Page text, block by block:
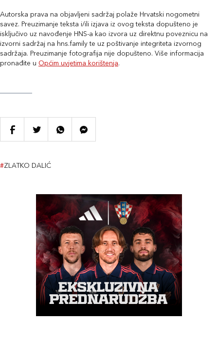
Autorska prava na objavljeni sadržaj polaže Hrvatski nogometni
savez. Preuzimanje teksta i/ili izjava iz ovog teksta dopušteno je
isključivo uz navođenje HNS-a kao izvora uz direktnu poveznicu na
izvorni sadržaj na hns.family te uz poštivanje integriteta izvornog
sadržaja. Preuzimanje fotografija nije dopušteno. Više informacija
pronađite u Općim uvjetima korištenja.
#ZLATKO DALIĆ